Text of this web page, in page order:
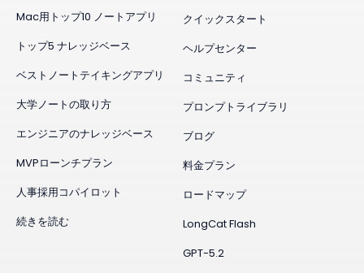
Mac用トップ10 ノートアプリ
トップ5 ナレッジベース
ベストノートテイキングアプリ
大学ノートの取り方
エンジニアのナレッジベース
MVPローンチプラン
人事採用コパイロット
続きを読む
クイックスタート
ヘルプセンター
コミュニティ
プロンプトライブラリ
ブログ
料金プラン
ロードマップ
LongCat Flash
GPT-5.2